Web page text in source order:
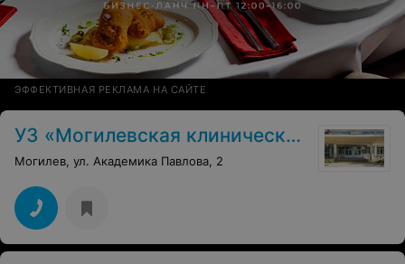
ЭФФЕКТИВНАЯ РЕКЛАМА НА САЙТЕ
УЗ «Могилевская клиническая больница № 1»
Могилев, ул. Академика Павлова, 2